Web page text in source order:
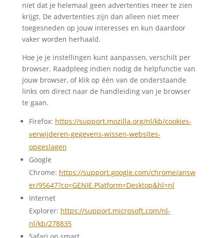
niet dat je helemaal geen advertenties meer te zien
krijgt. De advertenties zijn dan alleen niet meer
toegesneden op jouw interesses en kun daardoor
vaker worden herhaald.
Hoe je je instellingen kunt aanpassen, verschilt per
browser. Raadpleeg indien nodig de helpfunctie van
jouw browser, of klik op één van de onderstaande
links om direct naar de handleiding van je browser
te gaan.
Firefox: https://support.mozilla.org/nl/kb/cookies-
verwijderen-gegevens-wissen-websites-
opgeslagen
Google
Chrome: https://support.google.com/chrome/answ
er/95647?co=GENIE.Platform=Desktop&hl=nl
Internet
Explorer: https://support.microsoft.com/nl-
nl/kb/278835